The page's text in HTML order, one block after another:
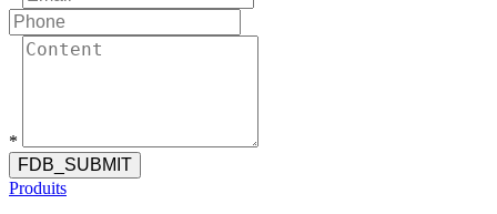
*
FDB_SUBMIT
Produits